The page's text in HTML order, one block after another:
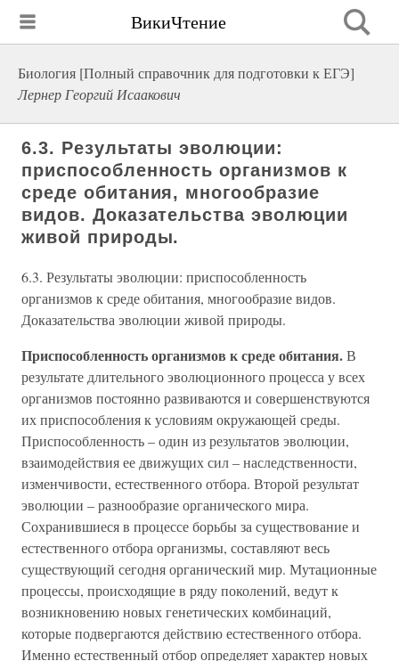
ВикиЧтение
Биология [Полный справочник для подготовки к ЕГЭ]
Лернер Георгий Исаакович
6.3. Результаты эволюции:
приспособленность организмов к
среде обитания, многообразие
видов. Доказательства эволюции
живой природы.
6.3. Результаты эволюции: приспособленность
организмов к среде обитания, многообразие видов.
Доказательства эволюции живой природы.
Приспособленность организмов к среде обитания.В
результате длительного эволюционного процесса у всех
организмов постоянно развиваются и совершенствуются
их приспособления к условиям окружающей среды.
Приспособленность – один из результатов эволюции,
взаимодействия ее движущих сил – наследственности,
изменчивости, естественного отбора. Второй результат
эволюции – разнообразие органического мира.
Сохранившиеся в процессе борьбы за существование и
естественного отбора организмы, составляют весь
существующий сегодня органический мир. Мутационные
процессы, происходящие в ряду поколений, ведут к
возникновению новых генетических комбинаций,
которые подвергаются действию естественного отбора.
Именно естественный отбор определяет характер новых